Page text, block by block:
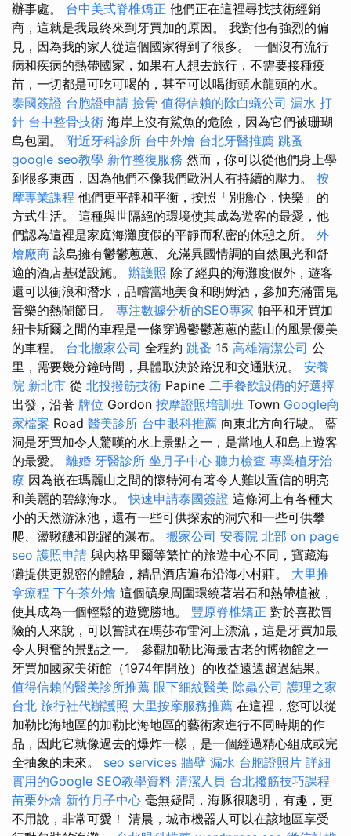
辦事處。 台中美式脊椎矯正 他們正在這裡尋找技術經銷
商，這就是我最終來到牙買加的原因。 我對他有強烈的偏
見，因為我的家人從這個國家得到了很多。 一個沒有流行
病和疾病的熱帶國家，如果有人想去旅行，不需要接種疫
苗，一切都是可吃可喝的，甚至可以喝街頭水龍頭的水。
泰國簽證 台胞證申請 撿骨 值得信賴的除白蟻公司 漏水 打
針 台中整骨技術 海岸上沒有鯊魚的危險，因為它們被珊瑚
島包圍。 附近牙科診所 台中外燴 台北牙醫推薦 跳蚤
google seo教學 新竹整復服務 然而，你可以從他們身上學
到很多東西，因為他們不像我們歐洲人有持續的壓力。 按
摩專業課程 他們更平靜和平衡，按照「別擔心，快樂」的
方式生活。 這種與世隔絕的環境使其成為遊客的最愛，他
們認為這裡是家庭海灘度假的平靜而私密的休憩之所。 外
燴廠商 該島擁有鬱鬱蔥蔥、充滿異國情調的自然風光和舒
適的酒店基礎設施。 辦護照 除了經典的海灘度假外，遊客
還可以衝浪和潛水，品嚐當地美食和朗姆酒，參加充滿雷鬼
音樂的熱鬧節日。 專注數據分析的SEO專家 帕平和牙買加
紐卡斯爾之間的車程是一條穿過鬱鬱蔥蔥的藍山的風景優美
的車程。 台北搬家公司 全程約 跳蚤 15 高雄清潔公司 公
里，需要幾分鐘時間，具體取決於路況和交通狀況。 安養
院 新北市 從 北投撥筋技術 Papine 二手餐飲設備的好選擇
出發，沿著 牌位 Gordon 按摩證照培訓班 Town Google商
家檔案 Road 醫美診所 台中眼科推薦 向東北方向行駛。 藍
洞是牙買加令人驚嘆的水上景點之一，是當地人和島上遊客
的最愛。 離婚 牙醫診所 坐月子中心 聽力檢查 專業植牙治
療 因為嵌在瑪麗山之間的懷特河有著令人難以置信的明亮
和美麗的碧綠海水。快速申請泰國簽證 這條河上有各種大
小的天然游泳池，還有一些可供探索的洞穴和一些可供攀
爬、盪鞦韆和跳躍的瀑布。 搬家公司 安養院 北部 on page
seo 護照申請 與內格里爾等繁忙的旅遊中心不同，寶藏海
灘提供更親密的體驗，精品酒店遍布沿海小村莊。 大里推
拿療程 下午茶外燴 這個礦泉周圍環繞著岩石和熱帶植被，
使其成為一個輕鬆的遊覽勝地。 豐原脊椎矯正 對於喜歡冒
險的人來說，可以嘗試在瑪莎布雷河上漂流，這是牙買加最
令人興奮的景點之一。 參觀加勒比海最古老的博物館之一
牙買加國家美術館（1974年開放）的收益遠遠超過結果。
值得信賴的醫美診所推薦 眼下細紋醫美 除蟲公司 護理之家
台北 旅行社代辦護照 大里按摩服務推薦 在這裡，您可以從
加勒比海地區的加勒比海地區的藝術家進行不同時期的作
品，因此它就像過去的爆炸一樣，是一個經過精心組成或完
全抽象的未來。 seo services 牆壁 漏水 台胞證照片 詳細
實用的Google SEO教學資料 清潔人員 台北撥筋技巧課程
苗栗外燴 新竹月子中心 毫無疑問，海豚很聰明，有趣，更
不用說，非常可愛！ 清晨，城市機器人可以在該地區享受